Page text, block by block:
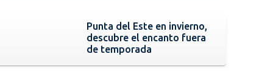
Punta del Este en invierno,
descubre el encanto fuera
de temporada